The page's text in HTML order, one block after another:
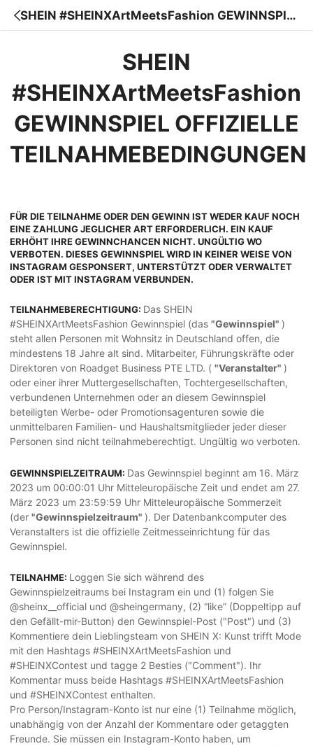
SHEIN #SHEINXArtMeetsFashion GEWINNSPIE
L
SHEIN
#SHEINXArtMeetsFashion
GEWINNSPIEL OFFIZIELLE
TEILNAHMEBEDINGUNGEN
FÜR DIE TEILNAHME ODER DEN GEWINN IST WEDER KAUF NOCH
EINE ZAHLUNG JEGLICHER ART ERFORDERLICH. EIN KAUF
ERHÖHT IHRE GEWINNCHANCEN NICHT. UNGÜLTIG WO
VERBOTEN. DIESES GEWINNSPIEL WIRD IN KEINER WEISE VON
INSTAGRAM GESPONSERT, UNTERSTÜTZT ODER VERWALTET
ODER IST MIT INSTAGRAM VERBUNDEN.
TEILNAHMEBERECHTIGUNG: Das SHEIN
#SHEINXArtMeetsFashion Gewinnspiel (das"Gewinnspiel" )
steht allen Personen mit Wohnsitz in Deutschland offen, die
mindestens 18 Jahre alt sind. Mitarbeiter, Führungskräfte oder
Direktoren von Roadget Business PTE LTD. ("Veranstalter" )
oder einer ihrer Muttergesellschaften, Tochtergesellschaften,
verbundenen Unternehmen oder an diesem Gewinnspiel
beteiligten Werbe- oder Promotionsagenturen sowie die
unmittelbaren Familien- und Haushaltsmitglieder jeder dieser
Personen sind nicht teilnahmeberechtigt. Ungültig wo verboten.
GEWINNSPIELZEITRAUM: Das Gewinnspiel beginnt am 16. März
2023 um 00:00:01 Uhr Mitteleuropäische Zeit und endet am 27.
März 2023 um 23:59:59 Uhr Mitteleuropäische Sommerzeit
(der"Gewinnspielzeitraum" ). Der Datenbankcomputer des
Veranstalters ist die offizielle Zeitmesseinrichtung für das
Gewinnspiel.
TEILNAHME: Loggen Sie sich während des
Gewinnspielzeitraums bei Instagram ein und (1) folgen Sie
@sheinx__official und @sheingermany, (2) “like” (Doppeltipp auf
den Gefällt-mir-Button) den Gewinnspiel-Post ("Post") und (3)
Kommentiere dein Lieblingsteam von SHEIN X: Kunst trifft Mode
mit den Hashtags #SHEINXArtMeetsFashion und
#SHEINXContest und tagge 2 Besties ("Comment"). Ihr
Kommentar muss beide Hashtags #SHEINXArtMeetsFashion
und #SHEINXContest enthalten.
Pro Person/Instagram-Konto ist nur eine (1) Teilnahme möglich,
unabhängig von der Anzahl der Kommentare oder getaggten
Freunde. Sie müssen ein Instagram-Konto haben, um